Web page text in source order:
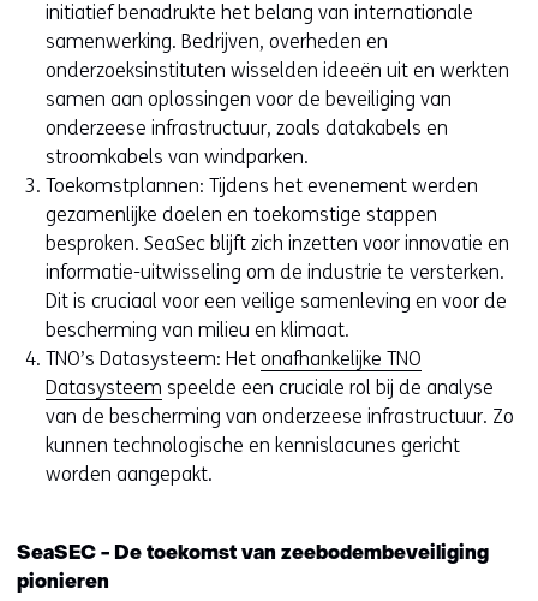
initiatief benadrukte het belang van internationale
samenwerking. Bedrijven, overheden en
onderzoeksinstituten wisselden ideeën uit en werkten
samen aan oplossingen voor de beveiliging van
onderzeese infrastructuur, zoals datakabels en
stroomkabels van windparken.
Toekomstplannen: Tijdens het evenement werden
gezamenlijke doelen en toekomstige stappen
besproken. SeaSec blijft zich inzetten voor innovatie en
informatie-uitwisseling om de industrie te versterken.
Dit is cruciaal voor een veilige samenleving en voor de
bescherming van milieu en klimaat.
TNO’s Datasysteem: Het onafhankelijke TNO
Datasysteem speelde een cruciale rol bij de analyse
van de bescherming van onderzeese infrastructuur. Zo
kunnen technologische en kennislacunes gericht
worden aangepakt.
SeaSEC - De toekomst van zeebodembeveiliging
pionieren